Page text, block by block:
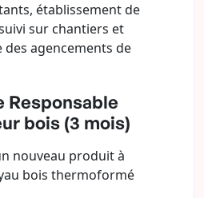
établissement de
sur chantiers et
des agencements de
Responsable
bois (3 mois)
nouveau produit à
bois thermoformé